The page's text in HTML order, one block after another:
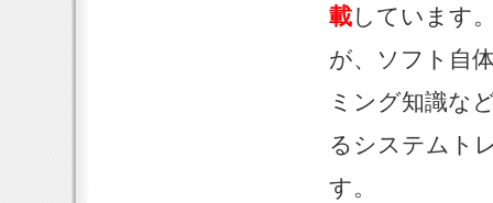
載しています
が、ソフト自
ミング知識な
るシステムト
す。